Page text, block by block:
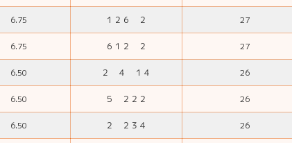
6.75 １２６ ２ 27
6.75 ６１２ ２ 27
6.50 ２ ４ １４ 26
6.50 ５ ２２２ 26
6.50 ２ ２３４ 26